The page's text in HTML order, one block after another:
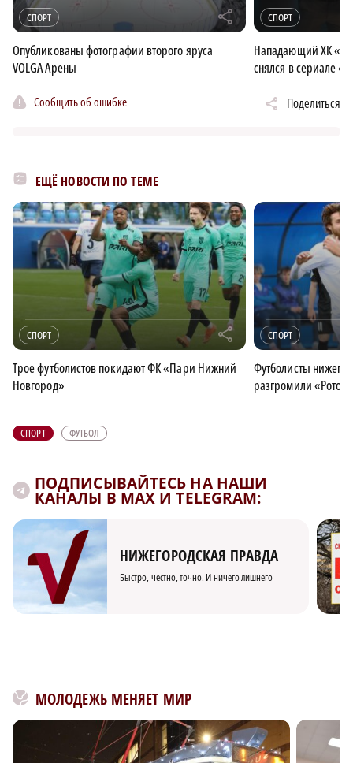
СПОРТ r
Опубликованы фотографии второго яруса
VOLGA Арены
СПОРТ
Нападающий ХК
снялся в сериале
Сообщить об ошибке Поделиться
ЕЩЁ НОВОСТИ ПО ТЕМЕ
СПОРТ r
Трое футболистов покидают ФК «Пари Нижний
Новгород»
СПОРТ
Футболисты
разгромили
СПОРТ ФУТБОЛ
ПОДПИСЫВАЙТЕСЬ НА НАШИ
КАНАЛЫ В MAX И TELEGRAM:
НИЖЕГОРОДСКАЯ ПРАВДА
Быстро, честно, точно. И ничего лишнего
МОЛОДЕЖЬ МЕНЯЕТ МИР